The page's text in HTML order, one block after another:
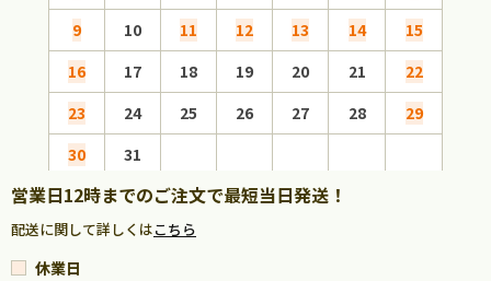
9
10 11 12 13 14
15
16
17 18 19 20 21
22
23
24 25 26 27 28
29
30
31
営業日12時までのご注文で最短当日発送！
配送に関して詳しくはこちら
休業日